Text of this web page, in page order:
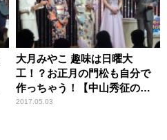
大月みやこ 趣味は日曜大
工！？お正月の門松も自分で
作っちゃう！【中山秀征の有
楽町で逢いまSHOW♪】
2017.05.03